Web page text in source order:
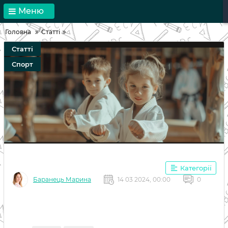
Меню
Головна Статті
Статті
Спорт
Категорії
Баранець Марина 14 03 2024, 00:00 0